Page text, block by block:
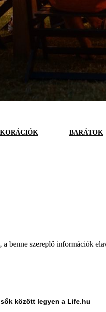
BARÁTOK
benne szereplő információk
között legyen a Life.hu